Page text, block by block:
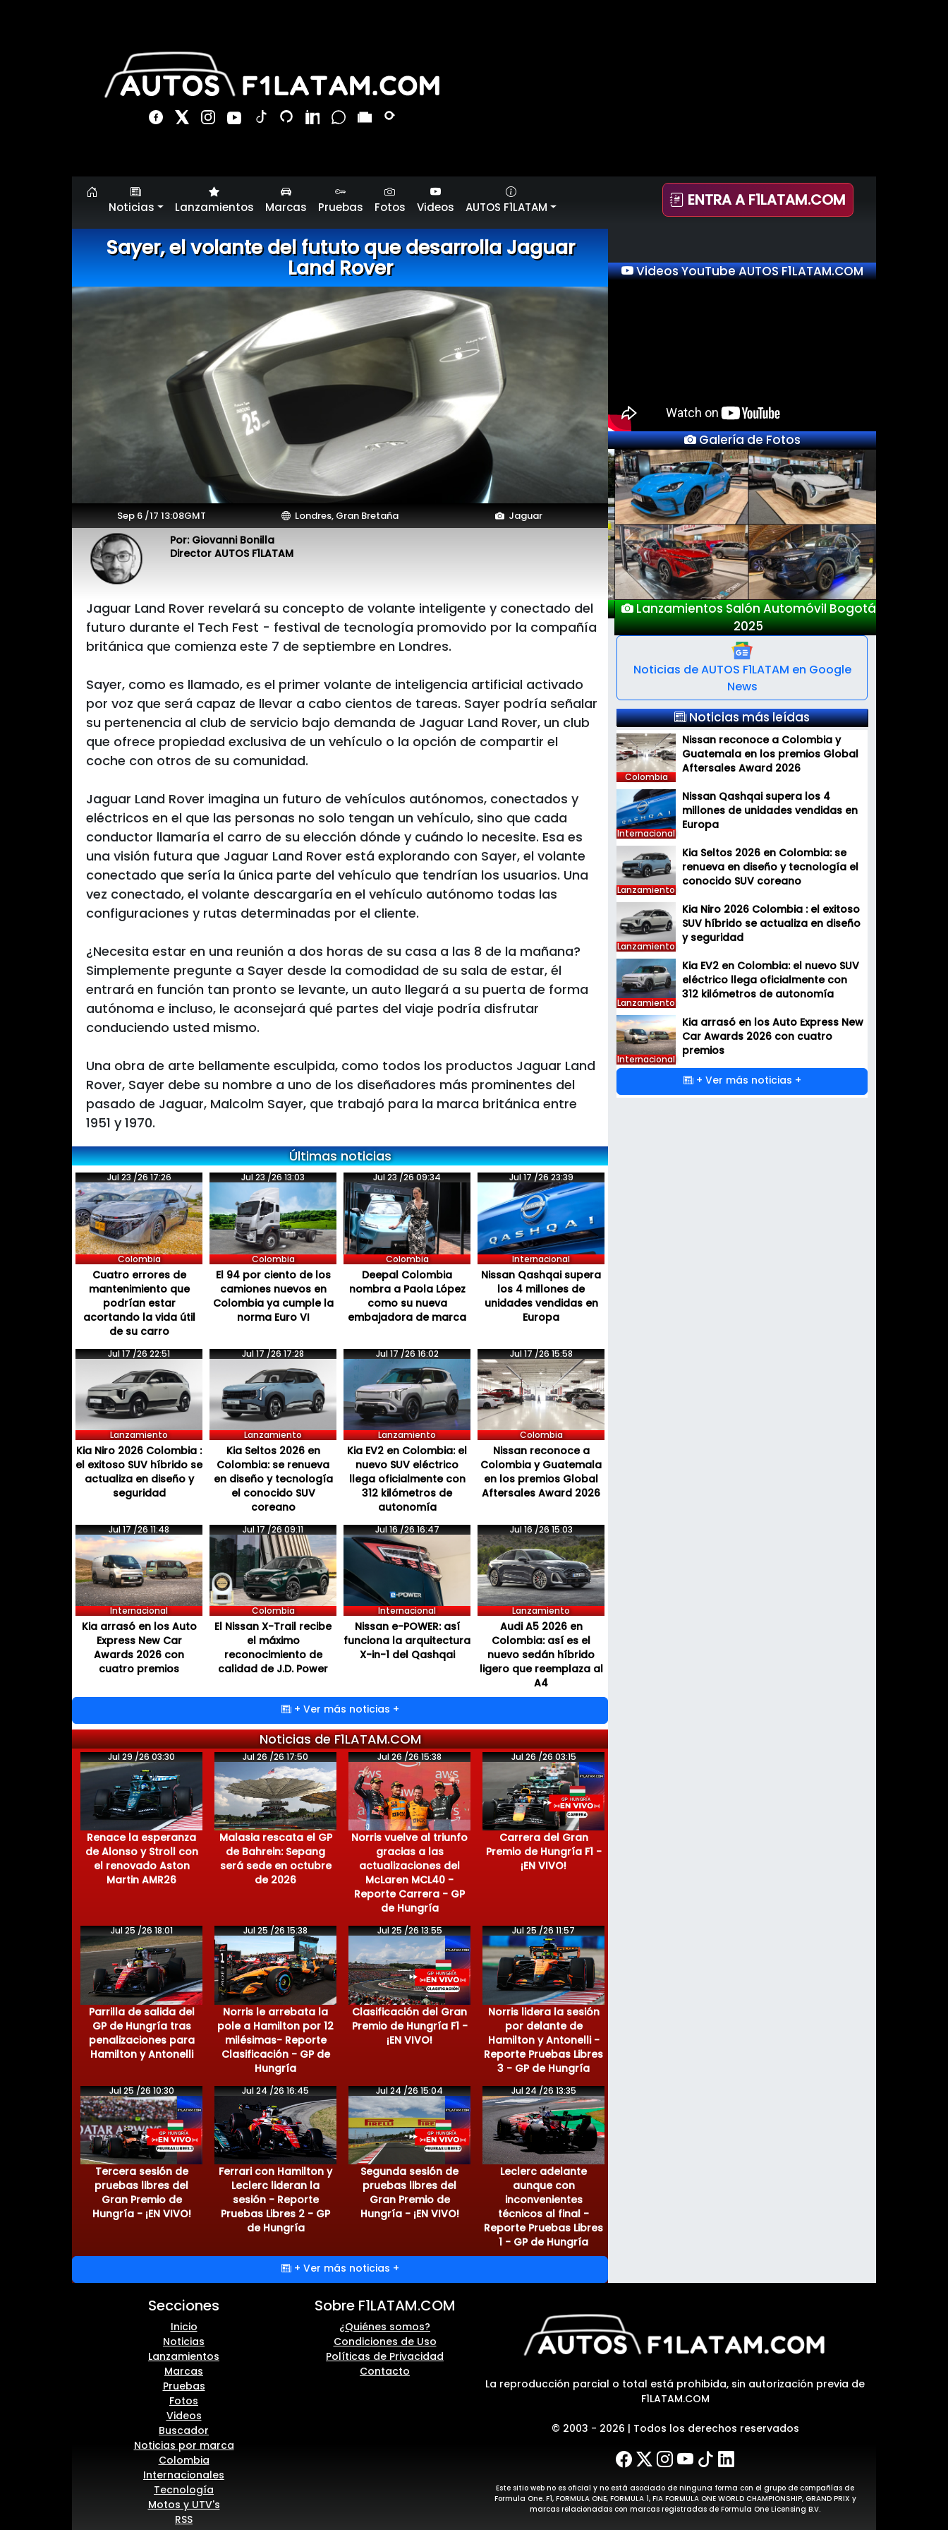
Noticias Lanzamientos Marcas Pruebas Fotos Videos AUTOS F1LATAM ENTRA A F1LATAM.COM
Sayer, el volante del fututo que desarrolla Jaguar
Land Rover
Sep 6 /17 13:08GMT Londres, Gran Bretaña Jaguar
Por: Giovanni Bonilla
Director AUTOS F1LATAM
Jaguar Land Rover revelará su concepto de volante inteligente y conectado del
futuro durante el Tech Fest - festival de tecnología promovido por la compañía
británica que comienza este 7 de septiembre en Londres.
Sayer, como es llamado, es el primer volante de inteligencia artificial activado
por voz que será capaz de llevar a cabo cientos de tareas. Sayer podría señalar
su pertenencia al club de servicio bajo demanda de Jaguar Land Rover, un club
que ofrece propiedad exclusiva de un vehículo o la opción de compartir el
coche con otros de su comunidad.
Jaguar Land Rover imagina un futuro de vehículos autónomos, conectados y
eléctricos en el que las personas no solo tengan un vehículo, sino que cada
conductor llamaría el carro de su elección dónde y cuándo lo necesite. Esa es
una visión futura que Jaguar Land Rover está explorando con Sayer, el volante
conectado que sería la única parte del vehículo que tendrían los usuarios. Una
vez conectado, el volante descargaría en el vehículo autónomo todas las
configuraciones y rutas determinadas por el cliente.
¿Necesita estar en una reunión a dos horas de su casa a las 8 de la mañana?
Simplemente pregunte a Sayer desde la comodidad de su sala de estar, él
entrará en función tan pronto se levante, un auto llegará a su puerta de forma
autónoma e incluso, le aconsejará qué partes del viaje podría disfrutar
conduciendo usted mismo.
Una obra de arte bellamente esculpida, como todos los productos Jaguar Land
Rover, Sayer debe su nombre a uno de los diseñadores más prominentes del
pasado de Jaguar, Malcolm Sayer, que trabajó para la marca británica entre
1951 y 1970.
Últimas noticias
Jul 23 /26 17:26
Colombia
Cuatro errores de
mantenimiento que
podrían estar
acortando la vida útil
de su carro
Jul 23 /26 13:03
Colombia
El 94 por ciento de los
camiones nuevos en
Colombia ya cumple la
norma Euro VI
Jul 23 /26 09:34
Colombia
Deepal Colombia
nombra a Paola López
como su nueva
embajadora de marca
Jul 17 /26 23:39
Internacional
Nissan Qashqai supera
los 4 millones de
unidades vendidas en
Europa
Jul 17 /26 22:51
Lanzamiento
Kia Niro 2026 Colombia :
el exitoso SUV híbrido se
actualiza en diseño y
seguridad
Jul 17 /26 17:28
Lanzamiento
Kia Seltos 2026 en
Colombia: se renueva
en diseño y tecnología
el conocido SUV
coreano
Jul 17 /26 16:02
Lanzamiento
Kia EV2 en Colombia: el
nuevo SUV eléctrico
llega oficialmente con
312 kilómetros de
autonomía
Jul 17 /26 15:58
Colombia
Nissan reconoce a
Colombia y Guatemala
en los premios Global
Aftersales Award 2026
Jul 17 /26 11:48
Internacional
Kia arrasó en los Auto
Express New Car
Awards 2026 con
cuatro premios
Jul 17 /26 09:11
Colombia
El Nissan X-Trail recibe
el máximo
reconocimiento de
calidad de J.D. Power
Jul 16 /26 16:47
Internacional
Nissan e-POWER: así
funciona la arquitectura
X-in-1 del Qashqai
Jul 16 /26 15:03
Lanzamiento
Audi A5 2026 en
Colombia: así es el
nuevo sedán híbrido
ligero que reemplaza al
A4
+ Ver más noticias +
Videos YouTube AUTOS F1LATAM.COM
Galería de Fotos
Lanzamientos Salón Automóvil Bogotá
2025
Previous Next
Noticias de AUTOS F1LATAM en Google
News
Noticias más leídas
Colombia
Nissan reconoce a Colombia y
Guatemala en los premios Global
Aftersales Award 2026
Internacional
Nissan Qashqai supera los 4
millones de unidades vendidas en
Europa
Lanzamiento
Kia Seltos 2026 en Colombia: se
renueva en diseño y tecnología el
conocido SUV coreano
Lanzamiento
Kia Niro 2026 Colombia : el exitoso
SUV híbrido se actualiza en diseño
y seguridad
Lanzamiento
Kia EV2 en Colombia: el nuevo SUV
eléctrico llega oficialmente con
312 kilómetros de autonomía
Internacional
Kia arrasó en los Auto Express New
Car Awards 2026 con cuatro
premios
+ Ver más noticias +
Noticias de F1LATAM.COM
Jul 29 /26 03:30
Renace la esperanza
de Alonso y Stroll con
el renovado Aston
Martin AMR26
Jul 26 /26 17:50
Malasia rescata el GP
de Bahrein: Sepang
será sede en octubre
de 2026
Jul 26 /26 15:38
Norris vuelve al triunfo
gracias a las
actualizaciones del
McLaren MCL40 -
Reporte Carrera - GP
de Hungría
Jul 26 /26 03:15
Carrera del Gran
Premio de Hungría F1 -
¡EN VIVO!
Jul 25 /26 18:01
Parrilla de salida del
GP de Hungría tras
penalizaciones para
Hamilton y Antonelli
Jul 25 /26 15:38
Norris le arrebata la
pole a Hamilton por 12
milésimas- Reporte
Clasificación - GP de
Hungría
Jul 25 /26 13:55
Clasificación del Gran
Premio de Hungría F1 -
¡EN VIVO!
Jul 25 /26 11:57
Norris lidera la sesión
por delante de
Hamilton y Antonelli -
Reporte Pruebas Libres
3 - GP de Hungría
Jul 25 /26 10:30
Tercera sesión de
pruebas libres del
Gran Premio de
Hungría - ¡EN VIVO!
Jul 24 /26 16:45
Ferrari con Hamilton y
Leclerc lideran la
sesión - Reporte
Pruebas Libres 2 - GP
de Hungría
Jul 24 /26 15:04
Segunda sesión de
pruebas libres del
Gran Premio de
Hungría - ¡EN VIVO!
Jul 24 /26 13:35
Leclerc adelante
aunque con
inconvenientes
técnicos al final -
Reporte Pruebas Libres
1 - GP de Hungría
+ Ver más noticias +
Secciones
Inicio
Noticias
Lanzamientos
Marcas
Pruebas
Fotos
Videos
Buscador
Noticias por marca
Colombia
Internacionales
Tecnología
Motos y UTV's
RSS
Sobre F1LATAM.COM
¿Quiénes somos?
Condiciones de Uso
Políticas de Privacidad
Contacto
La reproducción parcial o total está prohibida, sin autorización previa de
F1LATAM.COM
© 2003 - 2026 | Todos los derechos reservados
Este sitio web no es oficial y no está asociado de ninguna forma con el grupo de compañías de
Formula One. F1, FORMULA ONE, FORMULA 1, FIA FORMULA ONE WORLD CHAMPIONSHIP, GRAND PRIX y
marcas relacionadas con marcas registradas de Formula One Licensing B.V.